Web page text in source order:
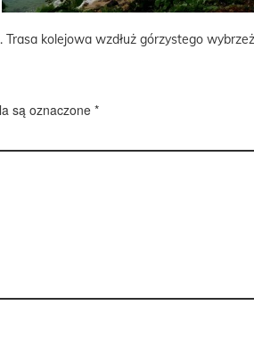
kolejowa wzdłuż górzystego
są oznaczone *